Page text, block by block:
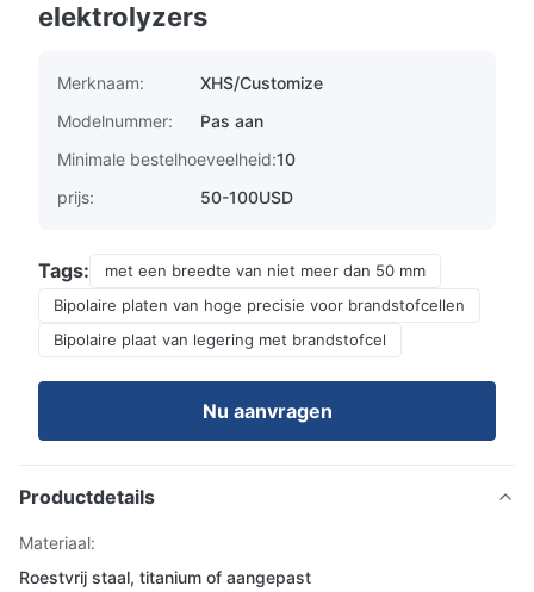
elektrolyzers
Merknaam:
XHS/Customize
Modelnummer:
Pas aan
Minimale bestelhoeveelheid:10
prijs:
50-100USD
Tags:
met een breedte van niet meer dan 50 mm
Bipolaire platen van hoge precisie voor brandstofcellen
Bipolaire plaat van legering met brandstofcel
Nu aanvragen
Productdetails
Materiaal:
Roestvrij staal, titanium of aangepast